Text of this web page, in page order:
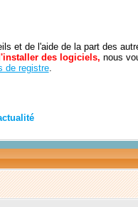
et de l'aide de la part des
des logiciels, nous
de registre.